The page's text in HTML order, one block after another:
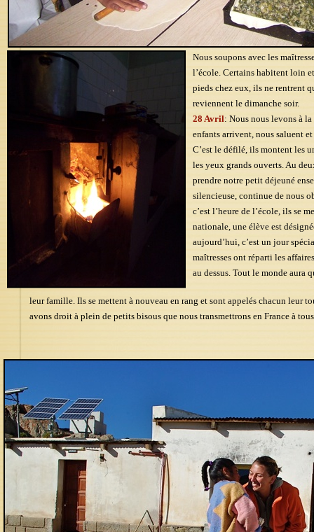
Nous soupons avec les
l’école. Certains habitent loin
pieds chez eux, ils ne rentrent
reviennent le dimanche soir.
28 Avril: Nous nous levons à
enfants arrivent, nous saluent
C’est le défilé, ils montent les
les yeux grands ouverts. Au
prendre notre petit déjeuné
silencieuse, continue de nous
c’est l’heure de l’école, ils se
nationale, une élève est
aujourd’hui, c’est un jour
maîtresses ont réparti les
au dessus. Tout le monde aura
leur famille. Ils se mettent à nouveau en rang et sont appelés chacun leur
avons droit à plein de petits bisous que nous transmettrons en France à